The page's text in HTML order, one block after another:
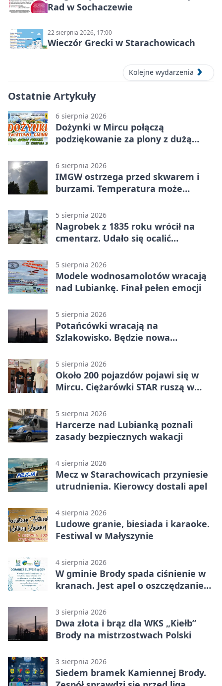
Rad w Sochaczewie
22 sierpnia 2026, 17:00
Wieczór Grecki w Starachowicach
Kolejne wydarzenia
Ostatnie Artykuły
6 sierpnia 2026
Dożynki w Mircu połączą
podziękowanie za plony z dużą
6 sierpnia 2026
IMGW ostrzega przed skwarem i
burzami. Temperatura może
5 sierpnia 2026
Nagrobek z 1835 roku wrócił na
cmentarz. Udało się ocalić
5 sierpnia 2026
Modele wodnosamolotów wracają
nad Lubiankę. Finał pełen emocji
5 sierpnia 2026
Potańcówki wracają na
Szlakowisko. Będzie nowa
5 sierpnia 2026
Około 200 pojazdów pojawi się w
Mircu. Ciężarówki STAR ruszą w
5 sierpnia 2026
Harcerze nad Lubianką poznali
zasady bezpiecznych wakacji
4 sierpnia 2026
Mecz w Starachowicach przyniesie
utrudnienia. Kierowcy dostali apel
4 sierpnia 2026
Ludowe granie, biesiada i karaoke.
Festiwal w Małyszynie
4 sierpnia 2026
W gminie Brody spada ciśnienie w
kranach. Jest apel o oszczędzanie
3 sierpnia 2026
Dwa złota i brąz dla WKS „Kiełb”
Brody na mistrzostwach Polski
3 sierpnia 2026
Siedem bramek Kamiennej Brody.